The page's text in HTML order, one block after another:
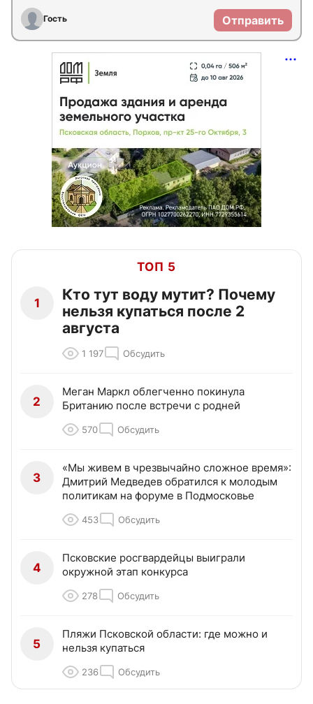
Гость Отправить
ТОП 5
1
Кто тут воду мутит? Почему
нельзя купаться после 2
августа
1 197 Обсудить
2
Меган Маркл облегченно покинула
Британию после встречи с родней
570 Обсудить
3
«Мы живем в чрезвычайно сложное время»:
Дмитрий Медведев обратился к молодым
политикам на форуме в Подмосковье
453 Обсудить
4
Псковские росгвардейцы выиграли
окружной этап конкурса
278 Обсудить
5
Пляжи Псковской области: где можно и
нельзя купаться
236 Обсудить